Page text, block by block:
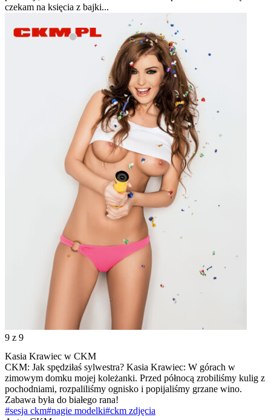
czekam na księcia z bajki...
9 z 9
Kasia Krawiec w CKM
CKM: Jak spędziłaś sylwestra? Kasia Krawiec: W górach w
zimowym domku mojej koleżanki. Przed północą zrobiliśmy kulig z
pochodniami, rozpaliliśmy ognisko i popijaliśmy grzane wino.
Zabawa była do białego rana!
#sesja ckm#nagie modelki#ckm zdjęcia